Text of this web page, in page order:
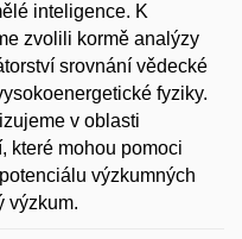
inteligence. K
zvolili kormě analýzy
srovnání vědecké
fyziky.
v oblasti
které mohou pomoci
výzkumných
výzkum.